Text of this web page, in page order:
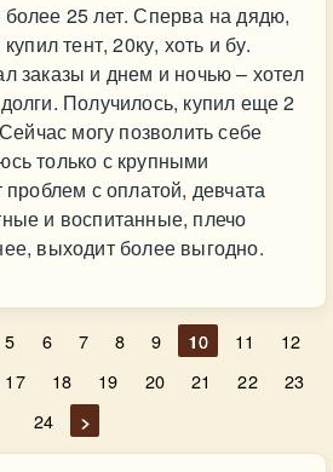
25 лет. Сперва на дядю,
тент, 20ку, хоть и бу.
заказы и днем и ночью – хотел
Получилось, купил еще 2
могу позволить себе
только с крупными
с оплатой, девчата
и воспитанные, плечо
выходит более выгодно.
5 6 7 8 9 10 11
12
17 18 19 20 21 22
23
24
>